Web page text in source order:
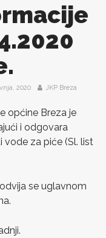
2020 JKP Breza
općine Breza je
i odgovara
vode za piće (Sl. list
se uglavnom